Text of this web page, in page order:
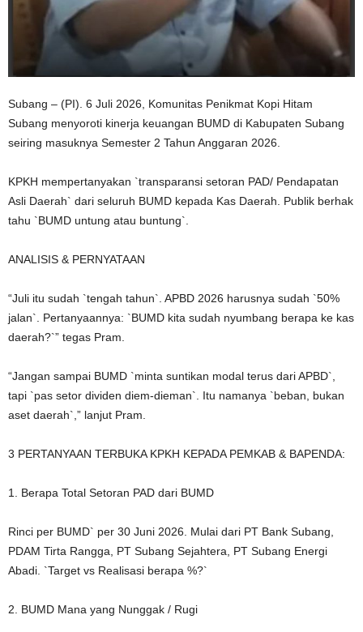
Subang – (PI). 6 Juli 2026, Komunitas Penikmat Kopi Hitam
Subang menyoroti kinerja keuangan BUMD di Kabupaten Subang
seiring masuknya Semester 2 Tahun Anggaran 2026.
KPKH mempertanyakan `transparansi setoran PAD/ Pendapatan
Asli Daerah` dari seluruh BUMD kepada Kas Daerah. Publik berhak
tahu `BUMD untung atau buntung`.
ANALISIS & PERNYATAAN
“Juli itu sudah `tengah tahun`. APBD 2026 harusnya sudah `50%
jalan`. Pertanyaannya: `BUMD kita sudah nyumbang berapa ke kas
daerah?`” tegas Pram.
“Jangan sampai BUMD `minta suntikan modal terus dari APBD`,
tapi `pas setor dividen diem-dieman`. Itu namanya `beban, bukan
aset daerah`,” lanjut Pram.
3 PERTANYAAN TERBUKA KPKH KEPADA PEMKAB & BAPENDA:
1. Berapa Total Setoran PAD dari BUMD
Rinci per BUMD` per 30 Juni 2026. Mulai dari PT Bank Subang,
PDAM Tirta Rangga, PT Subang Sejahtera, PT Subang Energi
Abadi. `Target vs Realisasi berapa %?`
2. BUMD Mana yang Nunggak / Rugi